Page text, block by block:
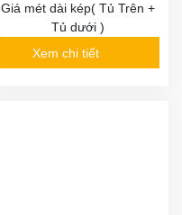
Giá mét dài kép( Tủ Trên +
Tủ dưới )
Xem chi tiết